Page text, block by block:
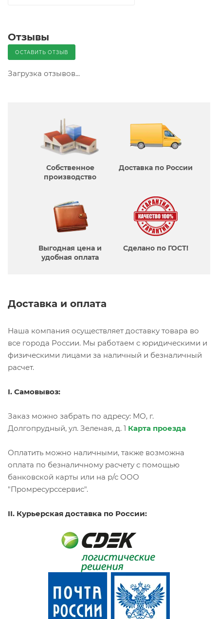
Отзывы
ОСТАВИТЬ ОТЗЫВ
Загрузка отзывов...
Собственное
производcтво
Доставка по России
Выгодная цена и
удобная оплата
Сделано по ГОСТ!
Доставка и оплата
Наша компания осуществляет доставку товара во
все города России. Мы работаем с юридическими и
физическими лицами за наличный и безналичный
расчет.
I. Самовывоз:
Заказ можно забрать по адресу: МО, г.
Долгопрудный, ул. Зеленая, д. 1 Карта проезда
Оплатить можно наличными, также возможна
оплата по безналичному расчету с помощью
банковской карты или на р/с ООО
"Промресурссервис".
II. Курьерская доставка по России: